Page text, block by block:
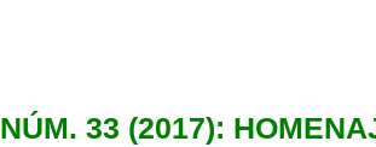
NÚM. 33 (2017):